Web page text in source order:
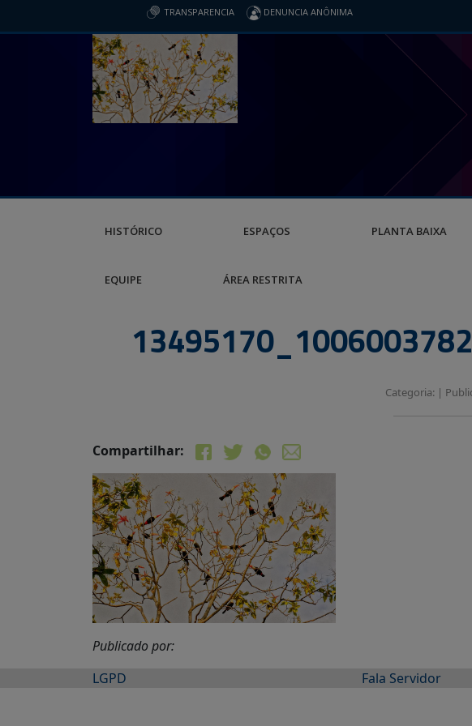
TRANSPARENCIA DENUNCIA ANÔNIMA
HISTÓRICO ESPAÇOS PLANTA BAIXA
EQUIPE ÁREA RESTRITA
Categoria: |
Compartilhar:
Publicado por:
LGPD
Fala Servidor